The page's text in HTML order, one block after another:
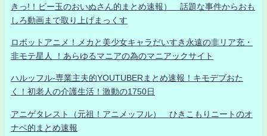
きっ!！ビー玉のおいぬさん的まとめ速報） 話題な事件からおも
しろ動画まで取り上げまっくす
ロボットアニメ！メカと美少女キャラだいすき永遠の非リア充・
非モテ星人 ！あらゆるマニアの為のマニアックサイト
ハルッフル-専業主夫的YOUTUBERまとめ速報！キモデブおた
く！初老人の介護生活！激動の1750日
アニゲタレスト（元祖！アニメッフル） ひきこもりニートのオ
ナベ的まとめ速報